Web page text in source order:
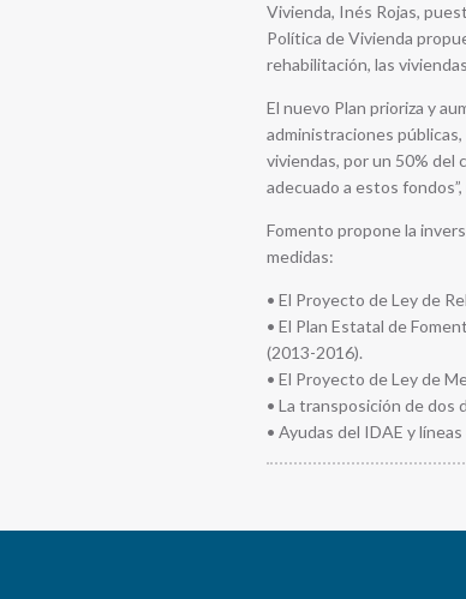
Vivienda, Inés Rojas,
Política de Vivienda
rehabilitación, las
El nuevo Plan prioriza y
administraciones
viviendas, por un 50% del
adecuado a estos fondos”,
Fomento propone la
medidas:
• El Proyecto de Ley de
• El Plan Estatal de
(2013-2016).
• El Proyecto de Ley de
• La transposición de
• Ayudas del IDAE y